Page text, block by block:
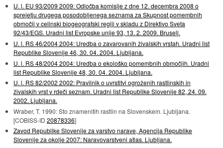
U. l. EU 93/2009 2009: Odločba komisije z dne 12. decembra 2008 o
sprejetju drugega posodobljenega seznama za Skupnost pomembnih
območij v celinski biogeografski regiji v skladu z Direktivo Sveta
92/43/EGS. Uradni list Evropske unije 93, 13. 2. 2009. Bruselj.
U. l. RS 46/2004 2004: Uredba o zavarovanih živalskih vrstah. Uradni list
Republike Slovenije 46, 30. 04. 2004. Ljubljana.
U. l. RS 48/2004 2004: Uredba o ekološko pomembnih območjih. Uradni
list Republike Slovenije 48, 30. 04. 2004. Ljubljana.
U. l. RS 82/2002 2002: Pravilnik o uvrstitvi ogroženih rastlinskih in
živalskih vrst v rdeči seznam. Uradni list Republike Slovenije 82, 24. 09.
2002. Ljubljana.
Wraber, T. 1990: Sto znamenitih rastlin na Slovenskem. Ljubljana.
[COBISS-ID 20878336]
Zavod Republike Slovenije za varstvo narave, Agencija Republike
Slovenije za okolje 2007: Naravovarstveni atlas. Ljubljana.